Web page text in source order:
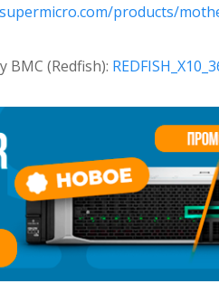
products/
(Redfish):